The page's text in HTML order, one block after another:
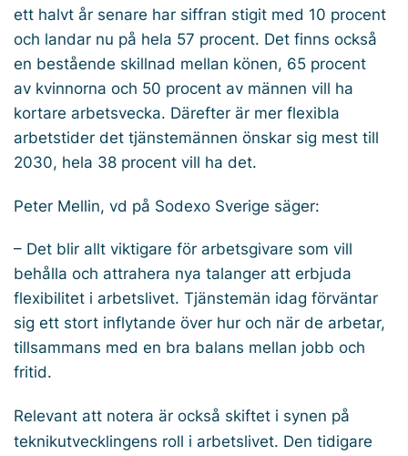
ett halvt år senare har siffran stigit med 10 procent
och landar nu på hela 57 procent. Det finns också
en bestående skillnad mellan könen, 65 procent
av kvinnorna och 50 procent av männen vill ha
kortare arbetsvecka. Därefter är mer flexibla
arbetstider det tjänstemännen önskar sig mest till
2030, hela 38 procent vill ha det.
Peter Mellin, vd på Sodexo Sverige säger:
– Det blir allt viktigare för arbetsgivare som vill
behålla och attrahera nya talanger att erbjuda
flexibilitet i arbetslivet. Tjänstemän idag förväntar
sig ett stort inflytande över hur och när de arbetar,
tillsammans med en bra balans mellan jobb och
fritid.
Relevant att notera är också skiftet i synen på
teknikutvecklingens roll i arbetslivet. Den tidigare